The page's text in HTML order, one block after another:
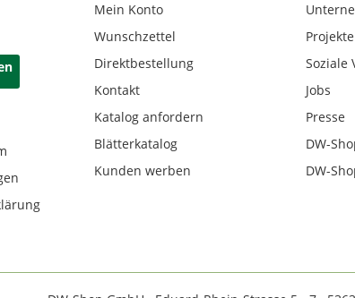
Mein Konto
Wunschzettel
Direktbestellung
Kontakt
Katalog anfordern
Blätterkatalog
Kunden werben
Soziale
Jobs
Presse
DW-
DW-